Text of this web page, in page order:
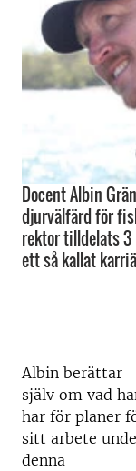
Docent Albin
djurvälfärd för
rektor tilldelats 3
ett så kallat
Albin berättar
själv om vad
har för planer
sitt arbete
denna